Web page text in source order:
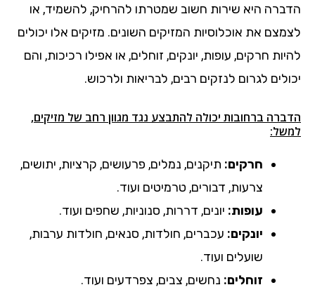
הדברה היא שירות חשוב שמטרתו להרחיק, להשמיד, או
לצמצם את אוכלוסיות המזיקים השונים. מזיקים אלו יכולים
להיות חרקים, עופות, יונקים, זוחלים, או אפילו רכיכות, והם
יכולים לגרום לנזקים רבים, לבריאות ולרכוש.
הדברה ברחובות יכולה להתבצע נגד מגוון רחב של מזיקים,
למשל:
חרקים: תיקנים, נמלים, פרעושים, קרציות, יתושים,
צרעות, דבורים, טרמיטים ועוד.
עופות: יונים, דררות, סנוניות, שחפים ועוד.
יונקים: עכברים, חולדות, סנאים, חולדות ערבות,
שועלים ועוד.
זוחלים: נחשים, צבים, צפרדעים ועוד.